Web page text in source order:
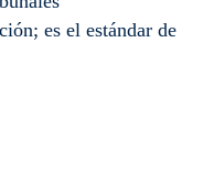
es el estándar de